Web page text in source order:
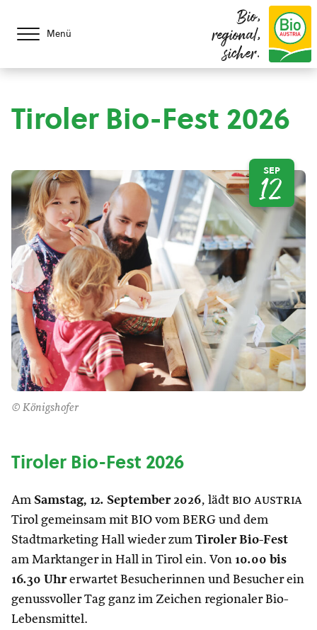
Menü
Bio,
regional,
sicher.
Tiroler Bio-Fest 2026
© Königshofer
SEP
12
Tiroler Bio-Fest 2026
Am Samstag, 12. September 2026, lädt bio austria
Tirol gemeinsam mit BIO vom BERG und dem
Stadtmarketing Hall wieder zum Tiroler Bio-Fest
am Marktanger in Hall in Tirol ein. Von 10.00 bis
16.30 Uhrerwartet Besucherinnen und Besucher ein
genussvoller Tag ganz im Zeichen regionaler Bio-
Lebensmittel.